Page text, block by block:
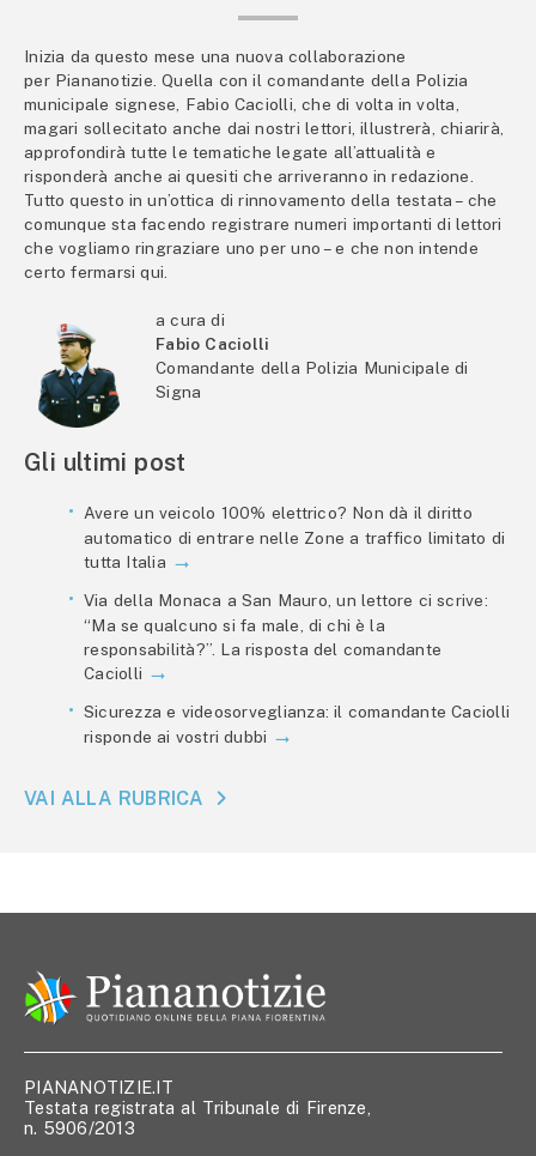
Inizia da questo mese una nuova collaborazione
per Piananotizie. Quella con il comandante della Polizia
municipale signese, Fabio Caciolli, che di volta in volta,
magari sollecitato anche dai nostri lettori, illustrerà, chiarirà,
approfondirà tutte le tematiche legate all’attualità e
risponderà anche ai quesiti che arriveranno in redazione.
Tutto questo in un’ottica di rinnovamento della testata – che
comunque sta facendo registrare numeri importanti di lettori
che vogliamo ringraziare uno per uno – e che non intende
certo fermarsi qui.
a cura di
Fabio Caciolli
Comandante della Polizia Municipale di
Signa
Gli ultimi post
Avere un veicolo 100% elettrico? Non dà il diritto
automatico di entrare nelle Zone a traffico limitato di
tutta Italia
Via della Monaca a San Mauro, un lettore ci scrive:
“Ma se qualcuno si fa male, di chi è la
responsabilità?”. La risposta del comandante
Caciolli
Sicurezza e videosorveglianza: il comandante Caciolli
risponde ai vostri dubbi
VAI ALLA RUBRICA
PIANANOTIZIE.IT
Testata registrata al Tribunale di Firenze,
n. 5906/2013